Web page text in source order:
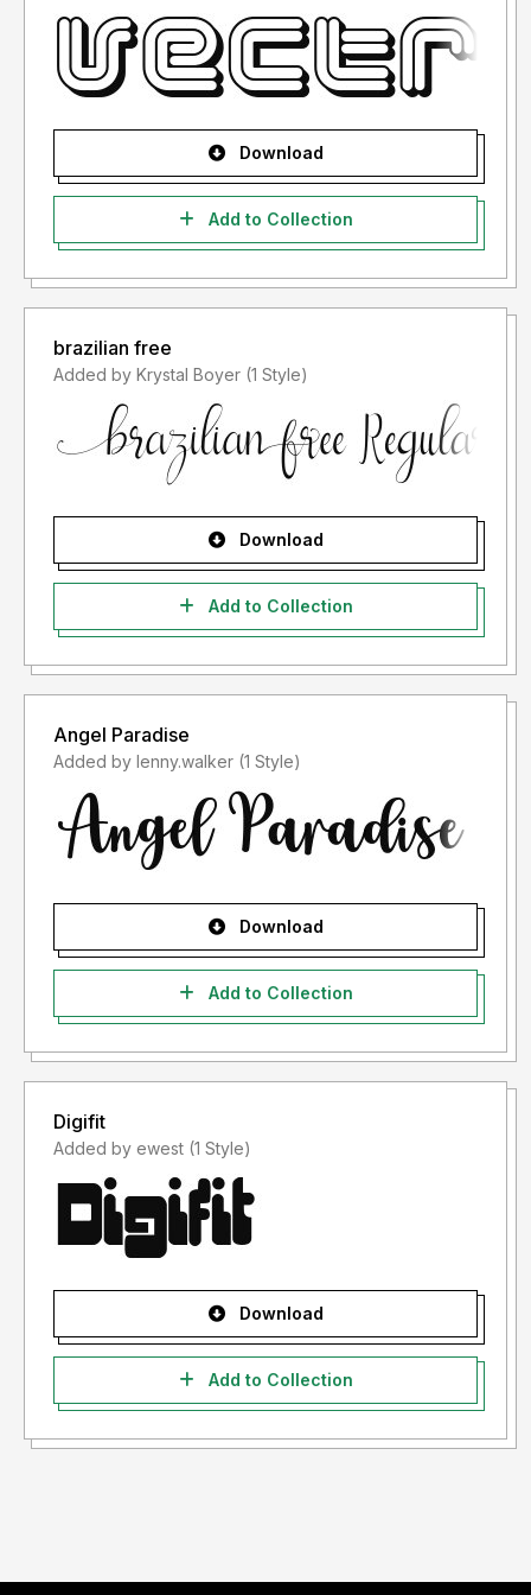
"LISENSI SETELAH PENGGUNAAN")
- Lisensi font setelah penggunaan silahkan gunakan sesuai
Informasi tentang Lisensi apa yang akan anda perlukan,
Download
Add to Collection
brazilian free
Added by Krystal Boyer (1 Style)
Download
Add to Collection
Angel Paradise
Added by lenny.walker (1 Style)
Download
Add to Collection
Digifit
Added by ewest (1 Style)
Download
Add to Collection